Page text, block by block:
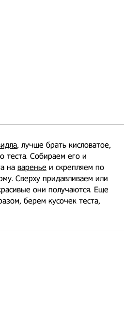
, лучше брать кисловатое,
теста. Собираем его и
на варенье и скрепляем по
Сверху придавливаем или
они получаются. Еще
берем кусочек теста,